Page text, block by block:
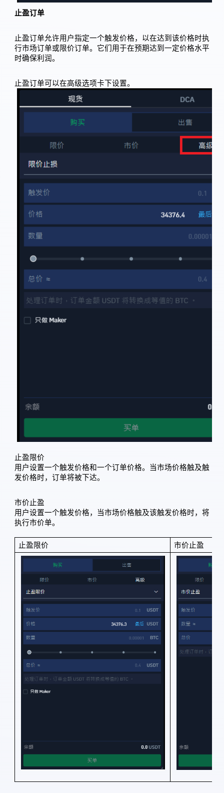
止盈订单
止盈订单允许用户指定一个触发价格，以在达到该价格时执
行市场订单或限价订单。它们用于在预期达到一定价格水平
时确保利润。
止盈订单可以在高级选项卡下设置。
止盈限价
用户设置一个触发价格和一个订单价格。当市场价格触及触
发价格时，订单将被下达。
市价止盈
用户设置一个触发价格，当市场价格触及该触发价格时，将
执行市价单。
止盈限价 市价止盈